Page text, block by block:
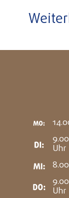
Uhr
Uhr